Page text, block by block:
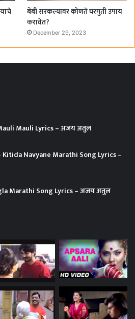
बेंबी सरकल्यावर कोणते घरगुती उपाय
करावेत?
December 29, 2023
Mauli Lyrics – अजय अतुल
Kitida Navyane Marathi Song Lyrics –
Marathi Song Lyrics – अजय अतुल